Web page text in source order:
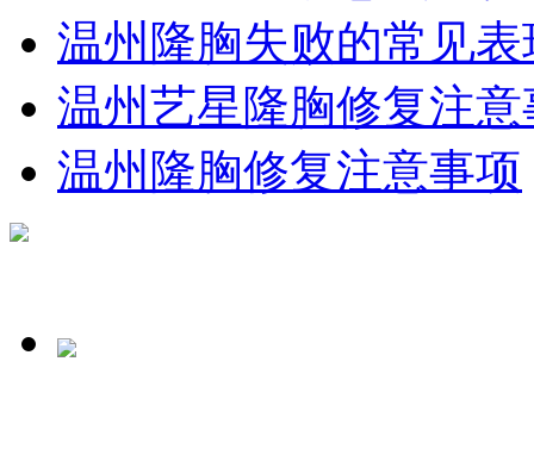
温州隆胸失败的常见表
温州艺星隆胸修复注意
温州隆胸修复注意事项